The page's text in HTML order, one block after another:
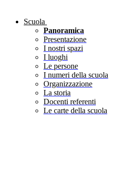
Scuola
Panoramica
Presentazione
I nostri spazi
I luoghi
Le persone
I numeri della scuola
Organizzazione
La storia
Docenti referenti
Le carte della scuola